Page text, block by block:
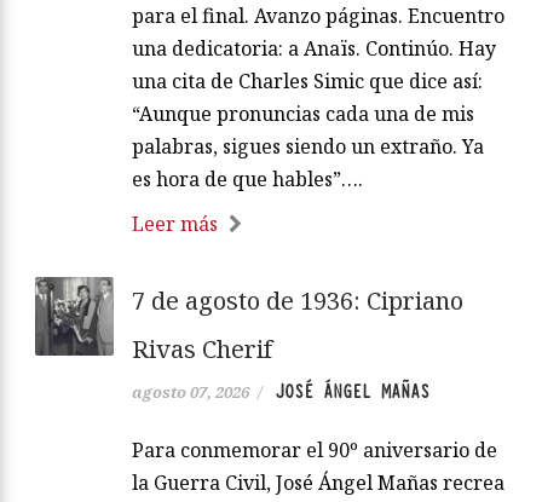
para el final. Avanzo páginas. Encuentro
una dedicatoria: a Anaïs. Continúo. Hay
una cita de Charles Simic que dice así:
“Aunque pronuncias cada una de mis
palabras, sigues siendo un extraño. Ya
es hora de que hables”….
Leer más
7 de agosto de 1936: Cipriano
Rivas Cherif
agosto 07, 2026 / JOSÉ ÁNGEL MAÑAS
Para conmemorar el 90º aniversario de
la Guerra Civil, José Ángel Mañas recrea